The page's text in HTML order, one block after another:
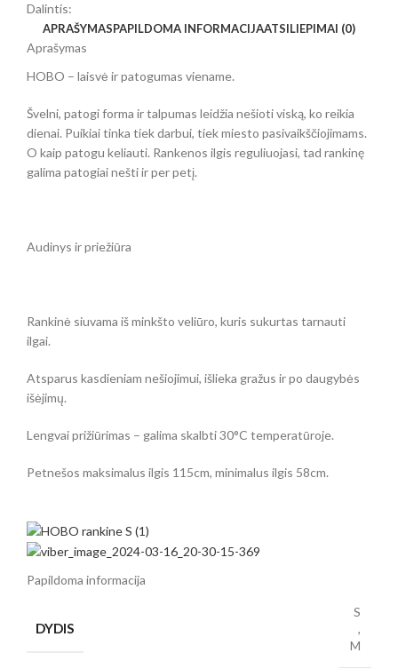
Dalintis:
APRAŠYMASPAPILDOMA INFORMACIJAATSILIEPIMAI (0)
Aprašymas
HOBO – laisvė ir patogumas viename.
Švelni, patogi forma ir talpumas leidžia nešioti viską, ko reikia
dienai. Puikiai tinka tiek darbui, tiek miesto pasivaikščiojimams.
O kaip patogu keliauti. Rankenos ilgis reguliuojasi, tad rankinę
galima patogiai nešti ir per petį.
Audinys ir priežiūra
Rankinė siuvama iš minkšto veliūro, kuris sukurtas tarnauti
ilgai.
Atsparus kasdieniam nešiojimui, išlieka gražus ir po daugybės
išėjimų.
Lengvai prižiūrimas – galima skalbti 30°C temperatūroje.
Petnešos maksimalus ilgis 115cm, minimalus ilgis 58cm.
Papildoma informacija
DYDIS
S
,
M